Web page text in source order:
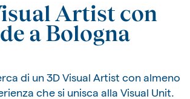
Artist con
a Bologna
di un 3D Visual Artist con almeno
che si unisca alla Visual Unit.